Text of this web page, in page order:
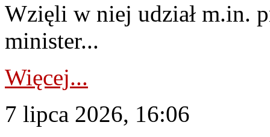
Wzięli w niej udział m.in.
minister...
Więcej...
7 lipca 2026, 16:06